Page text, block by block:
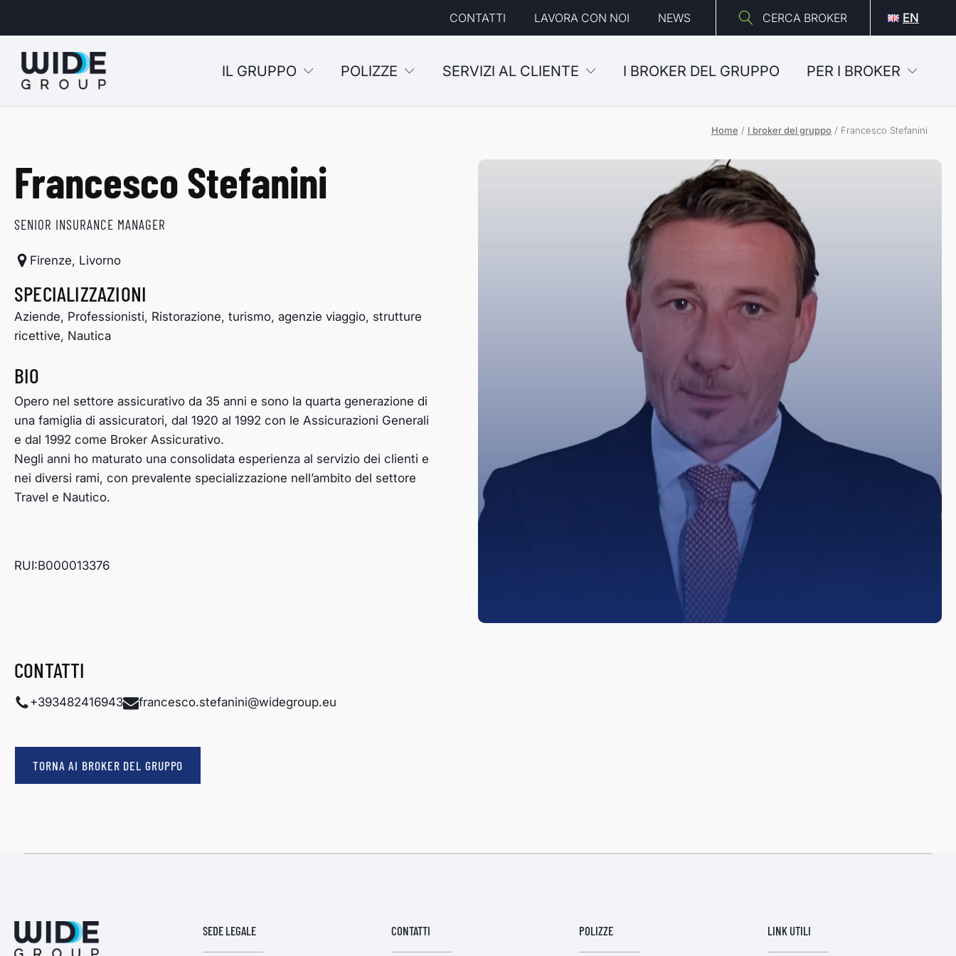
CONTATTI LAVORA CON NOI NEWS CERCA BROKER EN
IL GRUPPO POLIZZE SERVIZI AL CLIENTE I BROKER DEL GRUPPO PER I BROKER
Home / I broker del gruppo/ Francesco Stefanini
Francesco Stefanini
SENIOR INSURANCE MANAGER
Firenze, Livorno
SPECIALIZZAZIONI
Aziende, Professionisti, Ristorazione, turismo, agenzie viaggio, strutture
ricettive, Nautica
BIO
Opero nel settore assicurativo da 35 anni e sono la quarta generazione di
una famiglia di assicuratori, dal 1920 al 1992 con le Assicurazioni Generali
e dal 1992 come Broker Assicurativo.
Negli anni ho maturato una consolidata esperienza al servizio dei clienti e
nei diversi rami, con prevalente specializzazione nell’ambito del settore
Travel e Nautico.
RUI:B000013376
CONTATTI
+393482416943 francesco.stefanini@widegroup.eu
TORNA AI BROKER DEL GRUPPO
SEDE LEGALE CONTATTI POLIZZE LINK UTILI